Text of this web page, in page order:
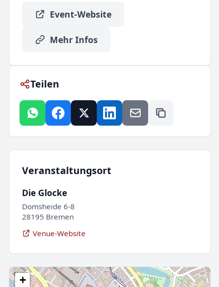
Event-Website
Mehr Infos
Teilen
Veranstaltungsort
Die Glocke
Domsheide 6-8
28195 Bremen
Venue-Website
+